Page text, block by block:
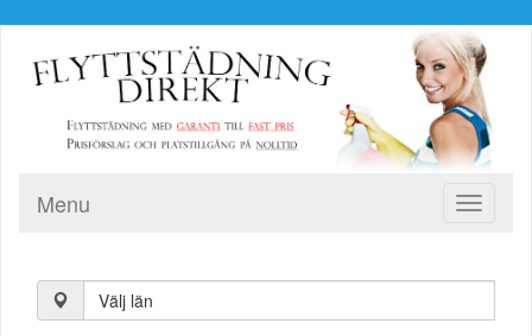
Toggle
Menu
Välj län